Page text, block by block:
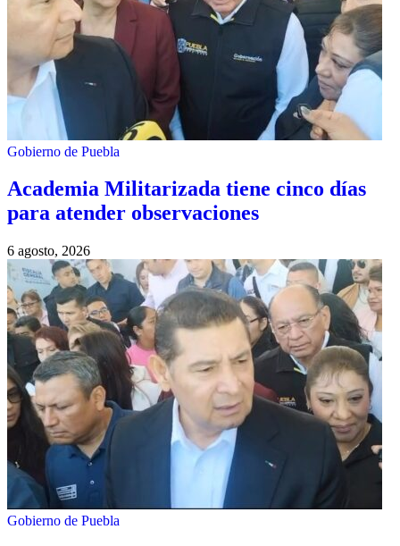
Gobierno de Puebla
Academia Militarizada tiene cinco días
para atender observaciones
6 agosto, 2026
Gobierno de Puebla